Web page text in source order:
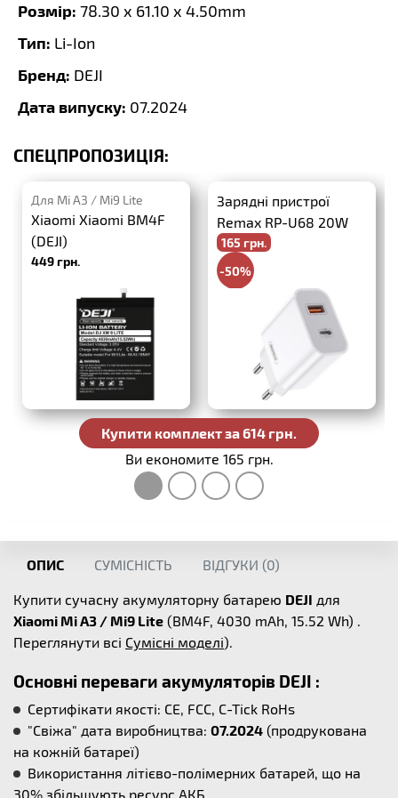
Розмір: 78.30 x 61.10 x 4.50mm
Тип: Li-Ion
Бренд: DEJI
Дата випуску: 07.2024
СПЕЦПРОПОЗИЦІЯ:
Для Mi A3 / Mi9 Lite
Xiaomi Xiaomi BM4F
(DEJI)
449 грн.
Зарядні пристрої
Remax RP-U68 20W
PD+QC3.0
165 грн.
-50%
Купити комплект за 614 грн.
Ви економите 165 грн.
ОПИС СУМІСНІСТЬ ВІДГУКИ (0)
Купити сучасну акумуляторну батарею DEJI для
Xiaomi Mi A3 / Mi9 Lite (BM4F, 4030 mAh, 15.52 Wh) .
Переглянути всі Сумісні моделі).
Основні переваги акумуляторів DEJI :
Сертифікати якості: CE, FCC, C-Tick RoHs
"Свіжа" дата виробництва: 07.2024 (продрукована
на кожній батареї)
Використання літієво-полімерних батарей, що на
30% збільшують ресурс АКБ